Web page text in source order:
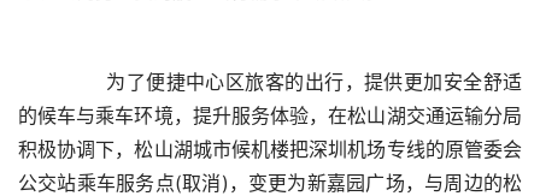
的候车与乘车环境，提升服务体验，在松山湖交通运输分局
积极协调下，松山湖城市候机楼把深圳机场专线的原管委会
公交站乘车服务点(取消)，变更为新嘉园广场，与周边的松